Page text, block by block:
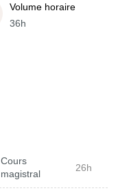
Volume horaire
36h
Cours
magistral
26h